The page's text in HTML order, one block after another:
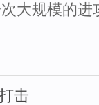
大规模的
击